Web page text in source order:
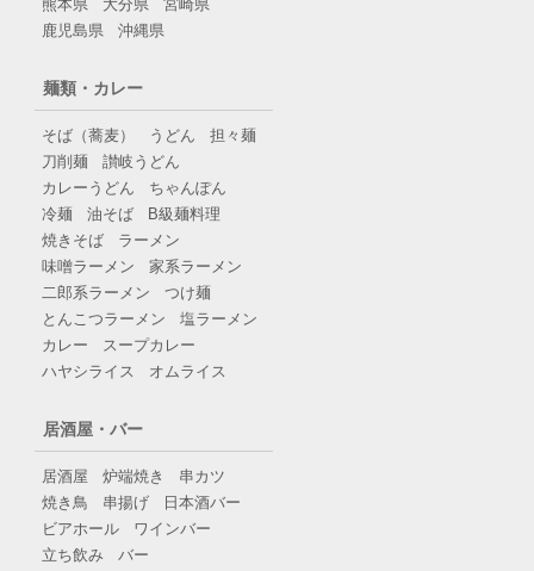
熊本県
大分県
宮崎県
鹿児島県
沖縄県
麺類・カレー
そば（蕎麦） うどん
担々麺
刀削麺
讃岐うどん
カレーうどん
ちゃんぽん
冷麺
油そば
B級麺料理
焼きそば
ラーメン
味噌ラーメン
家系ラーメン
二郎系ラーメン
つけ麺
とんこつラーメン
塩ラーメン
カレー
スープカレー
ハヤシライス
オムライス
居酒屋・バー
居酒屋 炉端焼き
串カツ
焼き鳥
串揚げ
日本酒バー
ビアホール
ワインバー
立ち飲み
バー